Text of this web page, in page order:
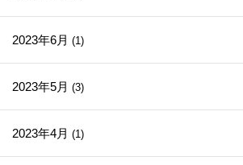
2023年6月 (1)
2023年5月 (3)
2023年4月 (1)